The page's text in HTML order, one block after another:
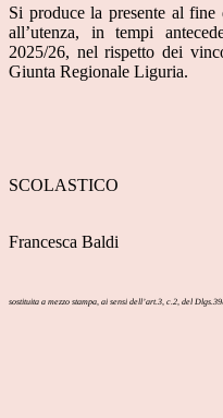
Si produce la presente al fine
all’utenza, in tempi
2025/26, nel rispetto dei
Giunta Regionale Liguria.
SCOLASTICO
Francesca Baldi
sostituita a mezzo stampa, ai sensi dell’art.3, c.2, del